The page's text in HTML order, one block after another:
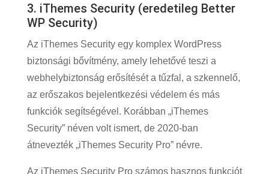
3. iThemes Security (eredetileg Better
WP Security)
Az iThemes Security egy komplex WordPress
biztonsági bővítmény, amely lehetővé teszi a
webhelybiztonság erősítését a tűzfal, a szkennelő,
az erőszakos bejelentkezési védelem és más
funkciók segítségével. Korábban „iThemes
Security” néven volt ismert, de 2020-ban
átnevezték „iThemes Security Pro” névre.
Az iThemes Security Pro számos hasznos funkciót